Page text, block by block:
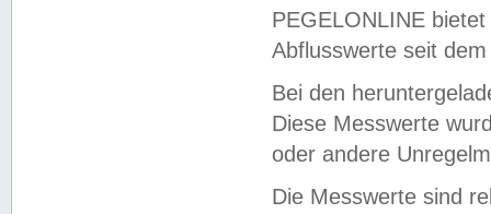
PEGELONLINE
Abflusswerte seit
Bei den
Diese Messwerte
oder andere
Die Messwerte sind